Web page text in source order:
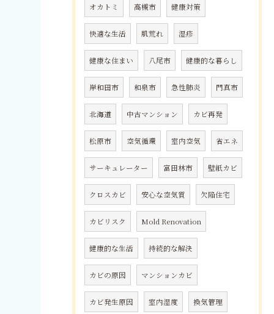
オカトミ 高槻市 健康対策
快適な生活 肌荒れ 湿疹
健康な住まい 八尾市 健康的な暮らし
岸和田市 和泉市 急性肺炎 門真市
北海道 中古マンション カビ再発
松原市 空気循環 室内空気 省エネ
サーキュレーター 富田林市 壁紙カビ
クロスカビ 安心な空気質 欠陥住宅
カビリスク Mold Renovation
健康的な生活 持続的な解決
カビの原因 マンションカビ
カビ発生原因 室内湿度 換気管理